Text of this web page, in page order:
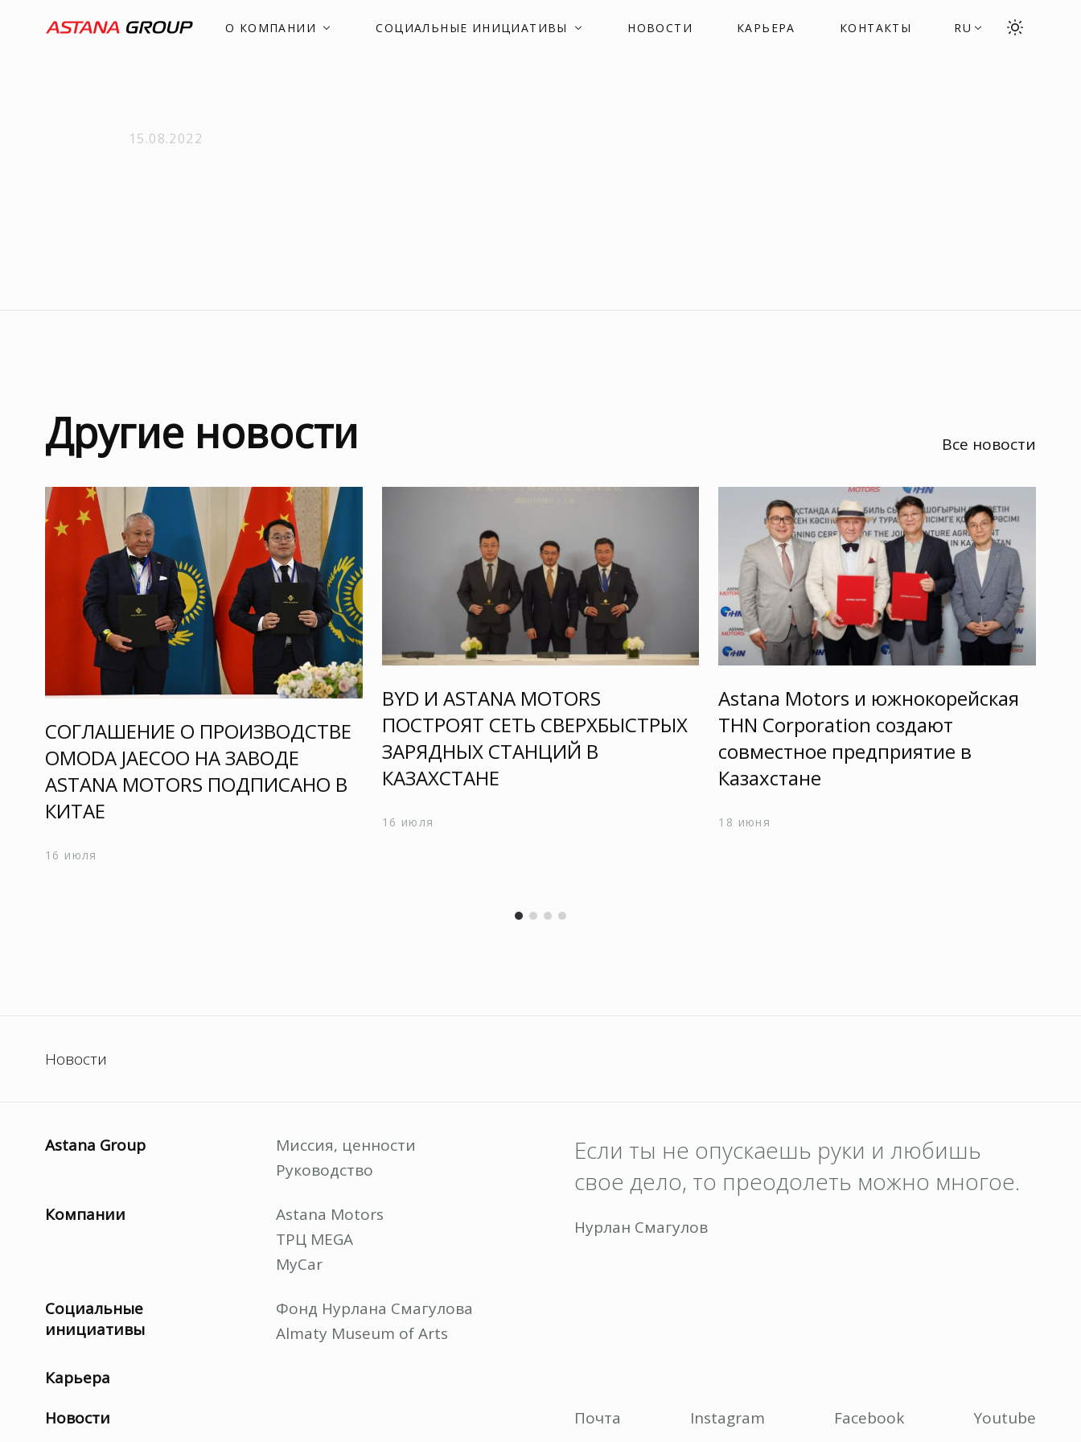
О КОМПАНИИ СОЦИАЛЬНЫЕ ИНИЦИАТИВЫ НОВОСТИ КАРЬЕРА КОНТАКТЫ RU
15.08.2022
Другие новости Все новости
СОГЛАШЕНИЕ О ПРОИЗВОДСТВЕ
OMODA JAECOO НА ЗАВОДЕ
ASTANA MOTORS ПОДПИСАНО В
КИТАЕ
16 июля
BYD И ASTANA MOTORS
ПОСТРОЯТ СЕТЬ СВЕРХБЫСТРЫХ
ЗАРЯДНЫХ СТАНЦИЙ В
КАЗАХСТАНЕ
16 июля
Astana Motors и южнокорейская
THN Corporation создают
совместное предприятие в
Казахстане
18 июня
Новости
Astana Group
Миссия, ценности
Руководство
Компании
Astana Motors
ТРЦ MEGA
MyCar
Социальные
инициативы
Фонд Нурлана Смагулова
Almaty Museum of Arts
Карьера
Новости
Если ты не опускаешь руки и любишь
свое дело, то преодолеть можно многое.
Нурлан Смагулов
Почта Instagram Facebook Youtube